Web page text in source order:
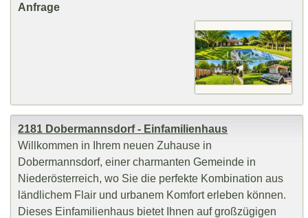
Anfrage
2181 Dobermannsdorf - Einfamilienhaus
Willkommen in Ihrem neuen Zuhause in
Dobermannsdorf, einer charmanten Gemeinde in
Niederösterreich, wo Sie die perfekte Kombination aus
ländlichem Flair und urbanem Komfort erleben können.
Dieses Einfamilienhaus bietet Ihnen auf großzügigen